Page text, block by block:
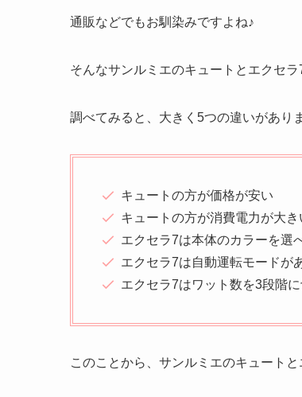
通販などでもお馴染みですよね♪
そんなサンルミエのキュートとエクセ
調べてみると、大きく5つの違いがあり
キュートの方が価格が安い
キュートの方が消費電力が大き
エクセラ7は本体のカラーを選
エクセラ7は自動運転モードが
エクセラ7はワット数を3段階
このことから、サンルミエのキュート